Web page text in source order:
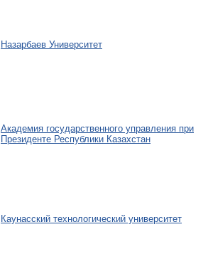
Назарбаев Университет
Академия государственного управления при
Президенте Республики Казахстан
Каунасский технологический университет